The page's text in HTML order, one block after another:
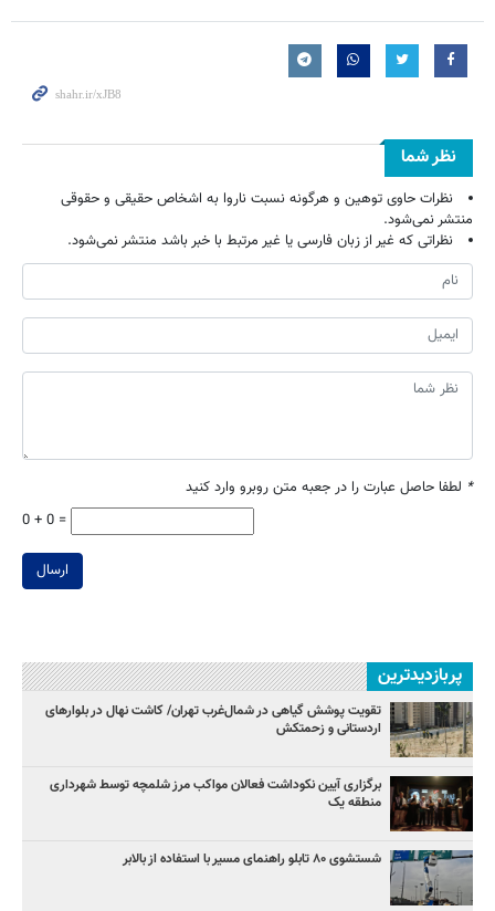
نظر شما
نظرات حاوی توهین و هرگونه نسبت ناروا به اشخاص حقیقی و حقوقی
منتشر نمی‌شود.
نظراتی که غیر از زبان فارسی یا غیر مرتبط با خبر باشد منتشر نمی‌شود.
* لطفا حاصل عبارت را در جعبه متن روبرو وارد کنید
0 + 0 =
ارسال
پربازدیدترین
تقویت پوشش گیاهی در شمال‌غرب تهران/ کاشت نهال در بلوارهای
اردستانی و زحمتکش
برگزاری آیین نکوداشت فعالان مواکب مرز شلمچه توسط شهرداری
منطقه یک
شستشوی ۸۰ تابلو راهنمای مسیر با استفاده از بالابر